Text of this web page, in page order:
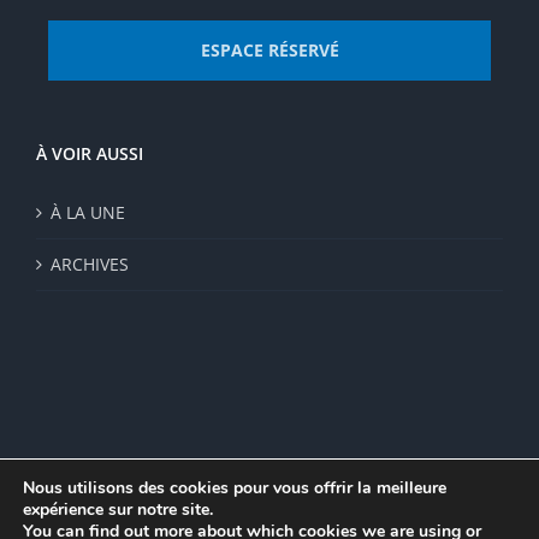
ESPACE RÉSERVÉ
À VOIR AUSSI
À LA UNE
ARCHIVES
© Institut de recherche de la FSU 2023 | Par FSU |Plan du site
Nous utilisons des cookies pour vous offrir la meilleure
expérience sur notre site.
You can find out more about which cookies we are using or